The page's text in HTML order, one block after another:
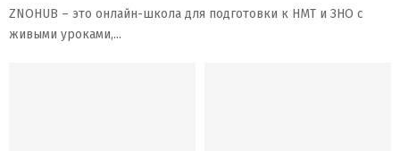
ZNOHUB – это онлайн-школа для подготовки к НМТ и ЗНО с
живыми уроками,...